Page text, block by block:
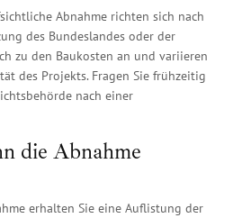
Abnahme richten sich nach
des Bundeslandes oder der
zu den Baukosten an und variieren
des Projekts. Fragen Sie frühzeitig
nach einer
die Abnahme
erhalten Sie eine Auflistung der